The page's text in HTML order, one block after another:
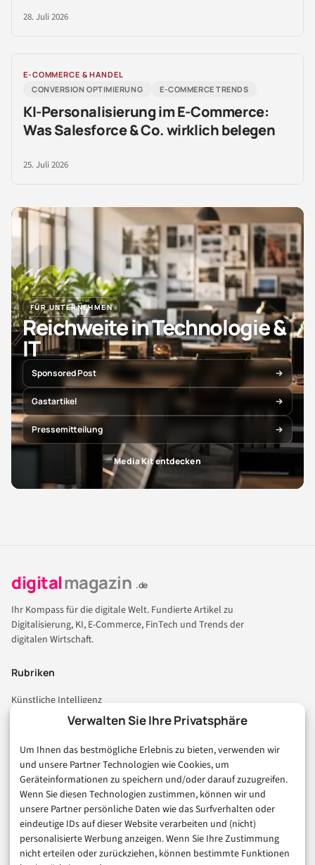
Verwalten Sie Ihre Privatsphäre
Um Ihnen das bestmögliche Erlebnis zu bieten, verwenden wir
und unsere Partner Technologien wie Cookies, um
Geräteinformationen zu speichern und/oder darauf zuzugreifen.
Wenn Sie diesen Technologien zustimmen, können wir und
unsere Partner persönliche Daten wie das Surfverhalten oder
eindeutige IDs auf dieser Website verarbeiten und (nicht)
personalisierte Werbung anzeigen. Wenn Sie Ihre Zustimmung
nicht erteilen oder zurückziehen, können bestimmte Funktionen
28. Juli 2026
E-COMMERCE & HANDEL
CONVERSION OPTIMIERUNG
E-COMMERCE TRENDS
KI-Personalisierung im E-Commerce:
Was Salesforce & Co. wirklich belegen
25. Juli 2026
FÜR UNTERNEHMEN
Reichweite in Technologie &
IT
Sponsored Post
Gastartikel
Pressemitteilung
Media Kit entdecken
digitalmagazin .de
Ihr Kompass für die digitale Welt. Fundierte Artikel zu
Digitalisierung, KI, E-Commerce, FinTech und Trends der
digitalen Wirtschaft.
Rubriken
Künstliche Intelligenz
Technologie & IT
Consumer & Digital Life
Marketing
Finanzen & FinTech
Business & Karriere
Sicherheit & Recht
Digitalisierung